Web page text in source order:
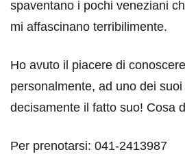
spaventano i pochi veneziani
mi affascinano terribilimente.
Ho avuto il piacere di
personalmente, ad uno dei
decisamente il fatto suo! Cosa
Per prenotarsi: 041-2413987